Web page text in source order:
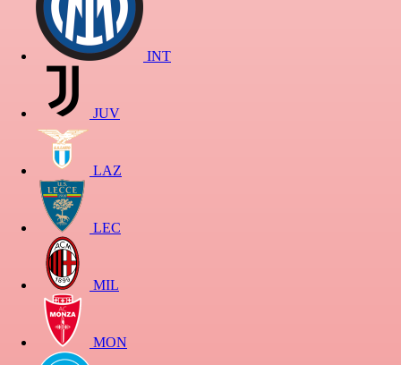
INT
JUV
LAZ
LEC
MIL
MON